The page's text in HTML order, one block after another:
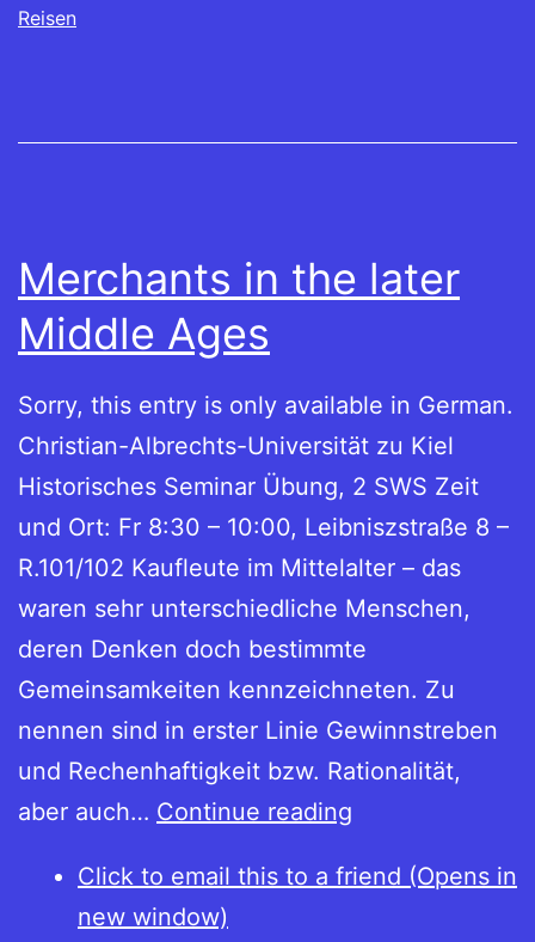
Reisen
Merchants in the later
Middle Ages
Sorry, this entry is only available in German.
Christian-Albrechts-Universität zu Kiel
Historisches Seminar Übung, 2 SWS Zeit
und Ort: Fr 8:30 – 10:00, Leibniszstraße 8 –
R.101/102 Kaufleute im Mittelalter – das
waren sehr unterschiedliche Menschen,
deren Denken doch bestimmte
Gemeinsamkeiten kennzeichneten. Zu
nennen sind in erster Linie Gewinnstreben
und Rechenhaftigkeit bzw. Rationalität,
aber auch… Continue reading
the
Click to email this to a friend (Opens in
new window)